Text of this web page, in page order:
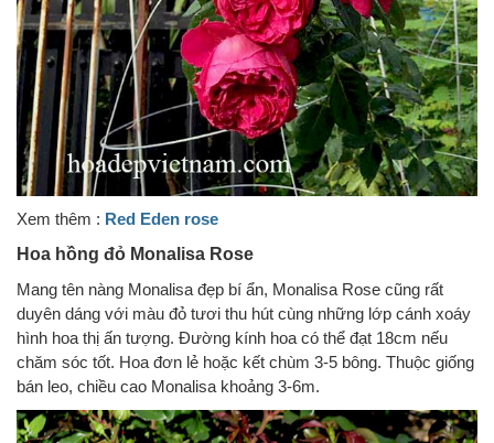
Xem thêm : Red Eden rose
Hoa hồng đỏ Monalisa Rose
Mang tên nàng Monalisa đẹp bí ẩn, Monalisa Rose cũng rất
duyên dáng với màu đỏ tươi thu hút cùng những lớp cánh xoáy
hình hoa thị ấn tượng. Đường kính hoa có thể đạt 18cm nếu
chăm sóc tốt. Hoa đơn lẻ hoặc kết chùm 3-5 bông. Thuộc giống
bán leo, chiều cao Monalisa khoảng 3-6m.